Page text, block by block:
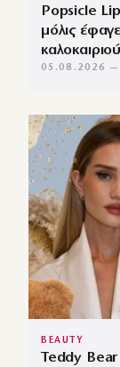
Popsicle
μόλις
καλοκαιριού
05.08.2026 —
BEAUTY
Teddy